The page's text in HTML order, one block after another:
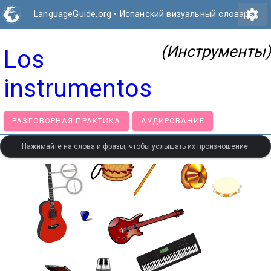
LanguageGuide.org • Испанский визуальный словарь
settings
Los
instrumentos
(Инструменты)
РАЗГОВОРНАЯ ПРАКТИКА АУДИРОВАНИЕ
Нажимайте на слова и фразы, чтобы услышать их произношение.